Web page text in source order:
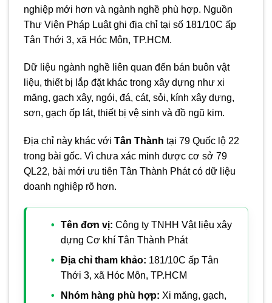
nghiệp mới hơn và ngành nghề phù hợp. Nguồn
Thư Viện Pháp Luật ghi địa chỉ tại số 181/10C ấp
Tân Thới 3, xã Hóc Môn, TP.HCM.
Dữ liệu ngành nghề liên quan đến bán buôn vật
liệu, thiết bị lắp đặt khác trong xây dựng như xi
măng, gạch xây, ngói, đá, cát, sỏi, kính xây dựng,
sơn, gạch ốp lát, thiết bị vệ sinh và đồ ngũ kim.
Địa chỉ này khác với Tân Thành tại 79 Quốc lộ 22
trong bài gốc. Vì chưa xác minh được cơ sở 79
QL22, bài mới ưu tiên Tân Thành Phát có dữ liệu
doanh nghiệp rõ hơn.
Tên đơn vị: Công ty TNHH Vật liệu xây
dựng Cơ khí Tân Thành Phát
Địa chỉ tham khảo: 181/10C ấp Tân
Thới 3, xã Hóc Môn, TP.HCM
Nhóm hàng phù hợp: Xi măng, gạch,